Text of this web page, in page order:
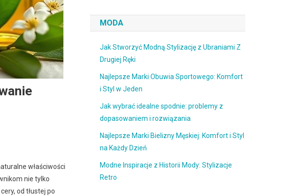
właściwości
nie tylko
od tłustej po
MODA
Jak Stworzyć Modną Stylizację z Ubraniami Z
Drugiej Ręki
Najlepsze Marki Obuwia Sportowego: Komfort
i Styl w Jeden
Jak wybrać idealne spodnie: problemy z
dopasowaniem i rozwiązania
Najlepsze Marki Bielizny Męskiej: Komfort i Styl
na Każdy Dzień
Modne Inspiracje z Historii Mody: Stylizacje
Retro